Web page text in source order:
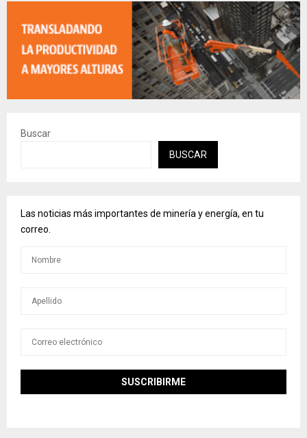
Buscar
BUSCAR
Las noticias más importantes de minería y energía, en tu
correo.